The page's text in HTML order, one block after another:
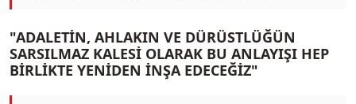
"ADALETİN, AHLAKIN VE DÜRÜSTLÜĞÜN
SARSILMAZ KALESİ OLARAK BU ANLAYIŞI HEP
BİRLİKTE YENİDEN İNŞA EDECEĞİZ"